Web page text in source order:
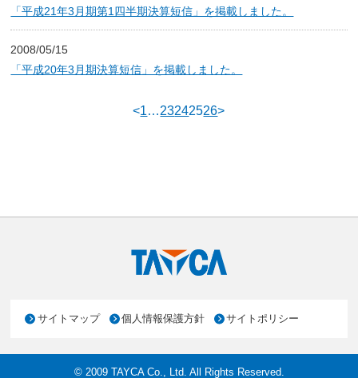
「平成21年3月期第1四半期決算短信」を掲載しました。
2008/05/15
「平成20年3月期決算短信」を掲載しました。
<1…23242526>
サイトマップ 個人情報保護方針 サイトポリシー
© 2009 TAYCA Co., Ltd. All Rights Reserved.